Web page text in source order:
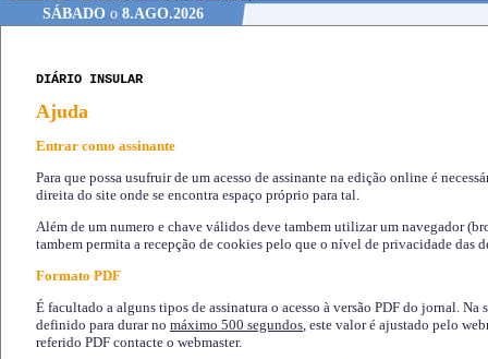
SÁBADOo 8.AGO.2026
DIÁRIO INSULAR
Ajuda
Entrar como assinante
Para que possa usufruir de um acesso de assinante na edição online é
direita do site onde se encontra espaço próprio para tal.
Além de um numero e chave válidos deve tambem utilizar um navegador
tambem permita a recepção de cookies pelo que o nível de privacidade das
Formato PDF
É facultado a alguns tipos de assinatura o acesso à versão PDF do jornal. Na
definido para durar no máximo 500 segundos, este valor é ajustado pelo
referido PDF contacte o webmaster.